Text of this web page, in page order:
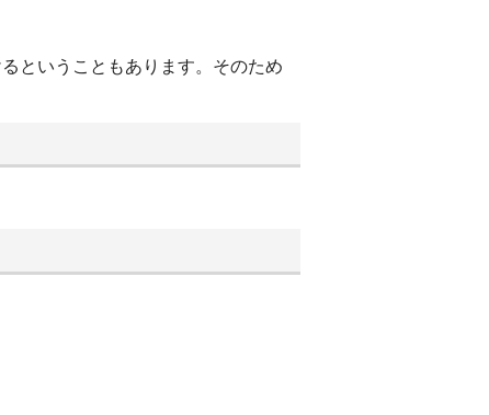
ということもあります。そのため